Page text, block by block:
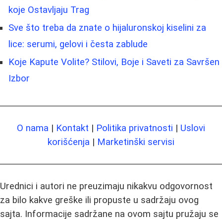
koje Ostavljaju Trag
Sve što treba da znate o hijaluronskoj kiselini za
lice: serumi, gelovi i česta zablude
Koje Kapute Volite? Stilovi, Boje i Saveti za Savršen
Izbor
O nama | Kontakt | Politika privatnosti | Uslovi
korišćenja | Marketinški servisi
Urednici i autori ne preuzimaju nikakvu odgovornost
za bilo kakve greške ili propuste u sadržaju ovog
sajta. Informacije sadržane na ovom sajtu pružaju se